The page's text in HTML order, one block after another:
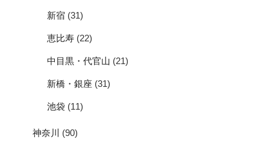
新宿 (31)
恵比寿 (22)
中目黒・代官山 (21)
新橋・銀座 (31)
池袋 (11)
神奈川 (90)